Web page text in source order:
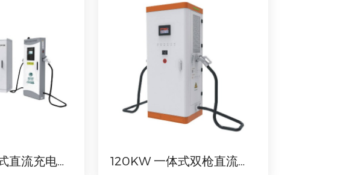
240KW 分体式直流充电机 国网定制机（一机两桩四枪） 120KW 一体式双枪直流充电机（小桔定制）